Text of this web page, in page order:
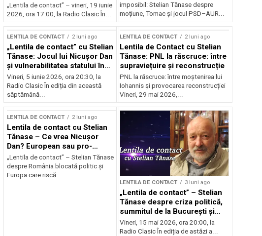
„Lentila de contact” – vineri, 19 iunie
2026, ora 17:00, la Radio Clasic În...
imposibil: Stelian Tănase despre
moțiune, Tomac și jocul PSD–AUR...
LENTILA DE CONTACT 2 luni ago
„Lentila de contact” cu Stelian
Tănase: Jocul lui Nicușor Dan
și vulnerabilitatea statului în
fața crizelor
Vineri, 5 iunie 2026, ora 20:30, la
Radio Clasic În ediția din această
săptămână...
LENTILA DE CONTACT 2 luni ago
Lentila de Contact cu Stelian
Tănase: PNL la răscruce: între
supraviețuire și reconstrucție
PNL la răscruce: între moștenirea lui
Iohannis și provocarea reconstrucției
Vineri, 29 mai 2026,...
LENTILA DE CONTACT 2 luni ago
Lentila de contact cu Stelian
Tănase – Ce vrea Nicușor
Dan? European sau pro-
occidental?
„Lentila de contact” – Stelian Tănase
despre România blocată politic și
Europa care riscă...
LENTILA DE CONTACT 3 luni ago
„Lentila de contact” – Stelian
Tănase despre criza politică,
summitul de la București și
ascensiunea lui Bolojan
Vineri, 15 mai 2026, ora 20:00, la
Radio Clasic În ediția de astăzi a...